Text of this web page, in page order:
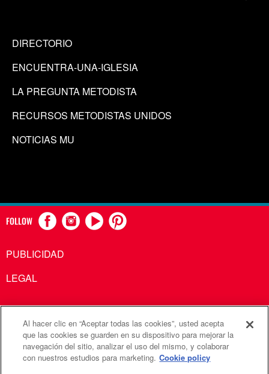
DIRECTORIO
ENCUENTRA-UNA-IGLESIA
LA PREGUNTA METODISTA
RECURSOS METODISTAS UNIDOS
NOTICIAS MU
FOLLOW
PUBLICIDAD
LEGAL
Comunicaciones Metodistas Unidas es una agencia de la
Iglesia Metodista Unida
©2026Comunicaciones Metodistas Unidas. Reservados
Al hacer clic en “Aceptar todas las cookies”, usted acepta
que las cookies se guarden en su dispositivo para mejorar la
navegación del sitio, analizar el uso del mismo, y colaborar
con nuestros estudios para marketing. Cookie policy